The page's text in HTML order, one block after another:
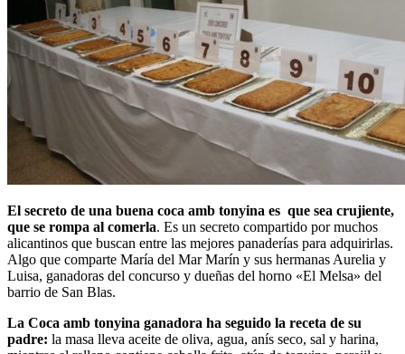
El secreto de una buena coca amb tonyina es que sea crujiente,
que se rompa al comerla. Es un secreto compartido por muchos
alicantinos que buscan entre las mejores panaderías para adquirirlas.
Algo que comparte María del Mar Marín y sus hermanas Aurelia y
Luisa, ganadoras del concurso y dueñas del horno «El Melsa» del
barrio de San Blas.
La Coca amb tonyina ganadora ha seguido la receta de su
padre: la masa lleva aceite de oliva, agua, anís seco, sal y harina,